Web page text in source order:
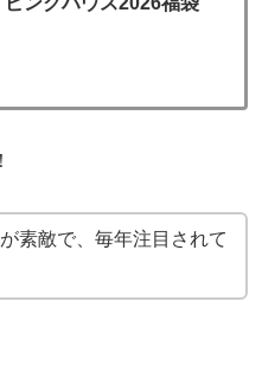
素敵で、毎年注目されて